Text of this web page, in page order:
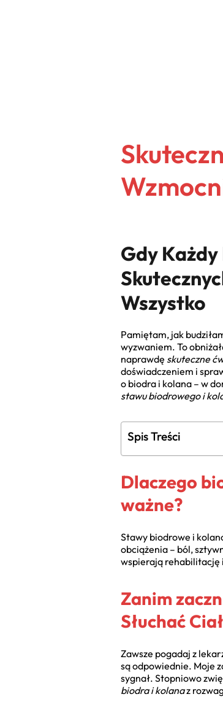
Gdy
Wszystko
Pamiętam, jak
wyzwaniem. To
naprawdę skuteczne
doświadczeniem i
o biodra i kolana – w
stawu biodrowego i
Spis Treści
Dlaczego
ważne?
Stawy biodrowe i
obciążenia – ból,
wspierają rehabilitację
Zanim
Słuchać
Zawsze pogadaj z
są odpowiednie. Moje
sygnał. Stopniowo
biodra i kolanaz